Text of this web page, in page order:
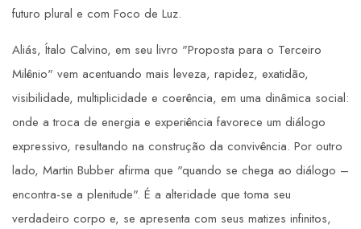
futuro plural e com Foco de Luz.
Aliás, Ítalo Calvino, em seu livro "Proposta para o Terceiro
Milênio" vem acentuando mais leveza, rapidez, exatidão,
visibilidade, multiplicidade e coerência, em uma dinâmica social:
onde a troca de energia e experiência favorece um diálogo
expressivo, resultando na construção da convivência. Por outro
lado, Martin Bubber afirma que "quando se chega ao diálogo –
encontra-se a plenitude". É a alteridade que toma seu
verdadeiro corpo e, se apresenta com seus matizes infinitos,